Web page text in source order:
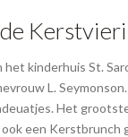
kinderhuis St.
L.
Het
een Kerstbrunch